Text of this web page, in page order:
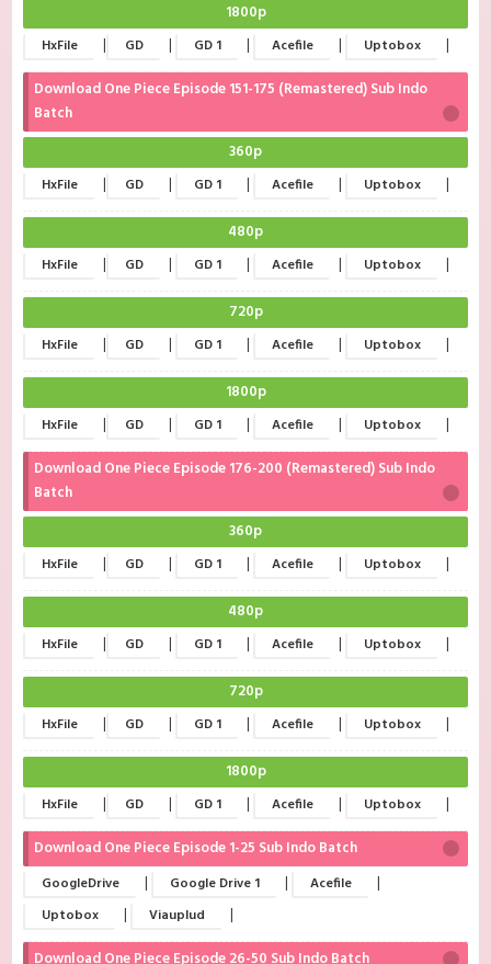
1800p
HxFile | GD | GD 1 | Acefile | Uptobox
|
Download One Piece Episode 151-175 (Remastered) Sub Indo
Batch
360p
HxFile | GD | GD 1 | Acefile | Uptobox |
480p
HxFile | GD | GD 1 | Acefile | Uptobox |
720p
HxFile | GD | GD 1 | Acefile | Uptobox |
1800p
HxFile | GD | GD 1 | Acefile | Uptobox
|
Download One Piece Episode 176-200 (Remastered) Sub Indo
Batch
360p
HxFile | GD | GD 1 | Acefile | Uptobox |
480p
HxFile | GD | GD 1 | Acefile | Uptobox |
720p
HxFile | GD | GD 1 | Acefile | Uptobox |
1800p
HxFile | GD | GD 1 | Acefile | Uptobox
|
Download One Piece Episode 1-25 Sub Indo Batch
GoogleDrive | Google Drive 1 | Acefile |
Uptobox | Viauplud
|
Download One Piece Episode 26-50 Sub Indo Batch